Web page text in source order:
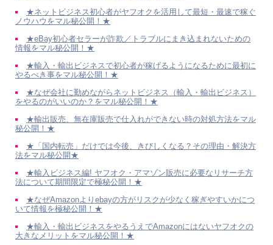
★ネットビジネス初心者がヤフオクを活用して最短・最速で稼ぐ
ノウハウをマル秘公開！★
★eBay初心者セラーが詐欺／トラブルにまき込まれないための
情報をマル秘公開！★
★輸入・輸出ビジネスで初心者が稼げるようになるために最初に
やるべき事をマル秘公開！★
★なぜ会社に勤めながらネットビジネス（輸入・輸出ビジネス）
をやるのがいいのか？をマル秘公開！★
★輸出販売、無在庫販売で仕入れができない時の対処方法をマル
秘公開！★
★「国内転売」だけでは今後、きびしくなる？その理由・解決方
法をマル秘公開★
★輸入ビジネス編! ヤフオク・アマゾン販売に必要なリサーチ方
法について期間限定で極秘公開！★
★なぜAmazonよりebayの方がリスクが少なく稼ぎやすいかにつ
いて情報を極秘公開！★
★輸入・輸出ビジネスをやるうえでAmazonにはないヤフオクの
大きなメリットをマル秘公開！★